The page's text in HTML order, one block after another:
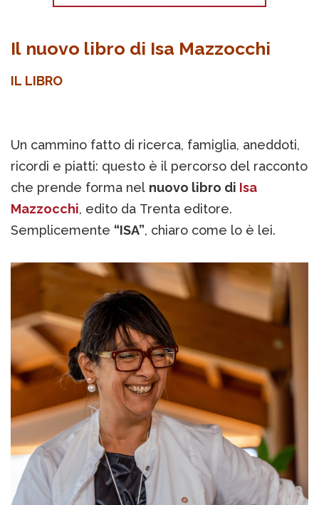
Il nuovo libro di Isa Mazzocchi
IL LIBRO
Un cammino fatto di ricerca, famiglia, aneddoti,
ricordi e piatti: questo è il percorso del racconto
che prende forma nel nuovo libro di Isa
Mazzocchi, edito da Trenta editore.
Semplicemente “ISA”, chiaro come lo è lei.